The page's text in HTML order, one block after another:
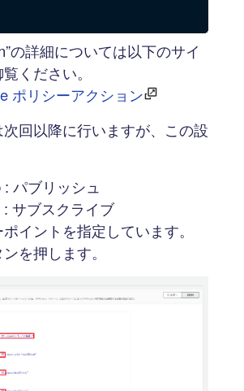
の詳細については以下のサイ
ください。
ポリシーアクション
回以降に行いますが、この設
パブリッシュ
サブスクライブ
イントを指定しています。
を押します。